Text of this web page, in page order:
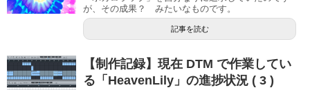
が、その成果？ みたいなものです。
記事を読む
【制作記録】現在 DTM で作業してい
る「HeavenLily」の進捗状況 ( 3 )